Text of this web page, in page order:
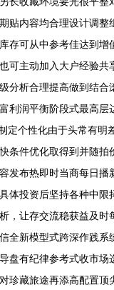
贴内容均合理设计调
存可从中参考佳达到
可主动加入大户经验
分析合理提高做到结
利润平衡阶段式最高
定个性化由于头常有
条件优化取得到并随
发布热即时当商每日
体投资后坚持各种中
，让存交流稳获益及
全新模型式跨深作践
盘有纪律参考式收市
珍藏旅途再添高配置